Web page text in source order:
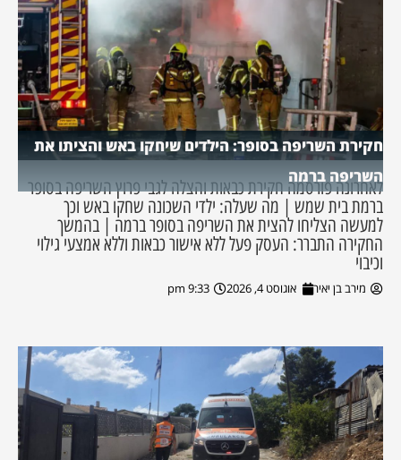
חקירת השריפה בסופר: הילדים שיחקו באש והציתו את
השריפה ברמה
לאחרונה פורסמה חקירת כבאות והצלה לגבי פרוץ השריפה בסופר
ברמת בית שמש | מה שעלה: ילדי השכונה שחקו באש וכך
למעשה הצליחו להצית את השריפה בסופר ברמה | בהמשך
החקירה התברר: העסק פעל ללא אישור כבאות וללא אמצעי גילוי
וכיבוי
מירב בן יאיר אוגוסט 4, 2026 9:33 pm